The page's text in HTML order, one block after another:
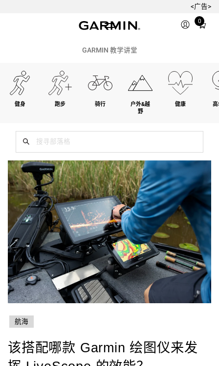
<广告>
0
Total
items
GARMIN 教学讲堂
健身 跑步 骑行
户外&越
野
健康 高
航海
该搭配哪款 Garmin 绘图仪来发